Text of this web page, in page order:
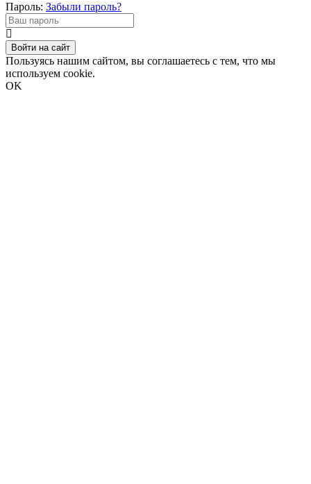
Пароль: Забыли пароль?
Войти на сайт
Пользуясь нашим сайтом, вы соглашаетесь с тем, что мы
используем cookie.
OK